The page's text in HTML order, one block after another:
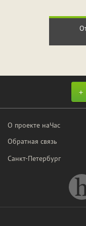
О проекте наЧас
Обратная связь
Санкт-Петербург